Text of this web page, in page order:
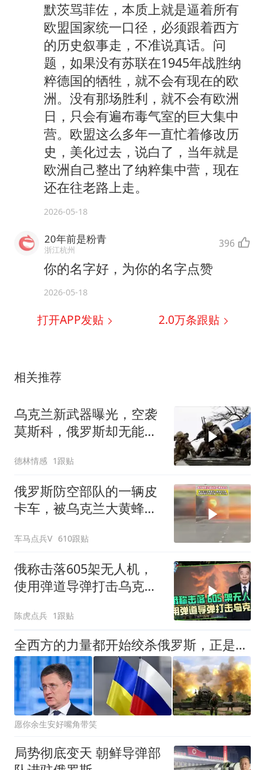
默茨骂菲佐，本质上就是逼着所有
欧盟国家统一口径，必须跟着西方
的历史叙事走，不准说真话。问
题，如果没有苏联在1945年战胜纳
粹德国的牺牲，就不会有现在的欧
洲。没有那场胜利，就不会有欧洲
日，只会有遍布毒气室的巨大集中
营。欧盟这么多年一直忙着修改历
史，美化过去，说白了，当年就是
欧洲自己整出了纳粹集中营，现在
还在往老路上走。
2026-05-18
20年前是粉青
浙江杭州 396
你的名字好，为你的名字点赞
2026-05-18
打开APP发贴 2.0万条跟贴
相关推荐
乌克兰新武器曝光，空袭
莫斯科，俄罗斯却无能为
德林情感 1跟贴
俄罗斯防空部队的一辆皮
卡车，被乌克兰大黄蜂无
车马点兵V 610跟贴
俄称击落605架无人机，
使用弹道导弹打击乌克兰
陈虎点兵 1跟贴
全西方的力量都开始绞杀俄罗斯，正是这种时候才要血战到底
愿你余生安好嘴角带笑
局势彻底变天 朝鲜导弹部